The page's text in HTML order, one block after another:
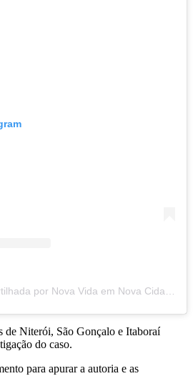
de Niterói, São Gonçalo e Itaboraí
do caso.
para apurar a autoria e as